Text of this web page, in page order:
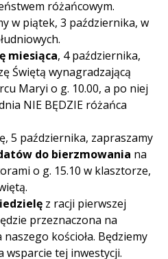
różańcowym.
w piątek, 3 października, w
miesiąca, 4 października,
Świętą wynagradzającą
Maryi o g. 10.00, a po niej
NIE BĘDZIE różańca
5 października, zapraszamy
do bierzmowania na
o g. 15.10 w klasztorze,
z racji pierwszej
przeznaczona na
kościoła. Będziemy
wsparcie tej inwestycji.